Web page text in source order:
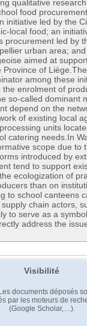
qualitative
food
initiative led by the
local food; an
procurement led by
urban area;
aimed at
of
among these
the enrolment of
so-called dominant
depend on the
of existing local
units
catering needs.In
scope due to
introduced by
tend to support
ecologization of
than on
to school canteens
chain actors,
to serve as a
address the
Visibilité
documents déposés
par les moteurs de
(Google Scholar,…).